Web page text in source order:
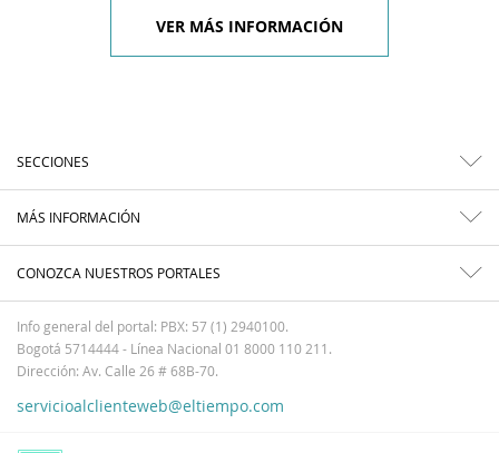
VER MÁS INFORMACIÓN
SECCIONES
MÁS INFORMACIÓN
CONOZCA NUESTROS PORTALES
Info general del portal: PBX: 57 (1) 2940100.
Bogotá 5714444 - Línea Nacional 01 8000 110 211.
Dirección: Av. Calle 26 # 68B-70.
servicioalclienteweb@eltiempo.com